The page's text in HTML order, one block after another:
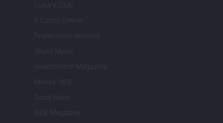
Luxury Club
Il Calcio Online
Professione mamma
World Music
Investimenti Magazine
Money 365
Zona Nerd
B2B Magazine